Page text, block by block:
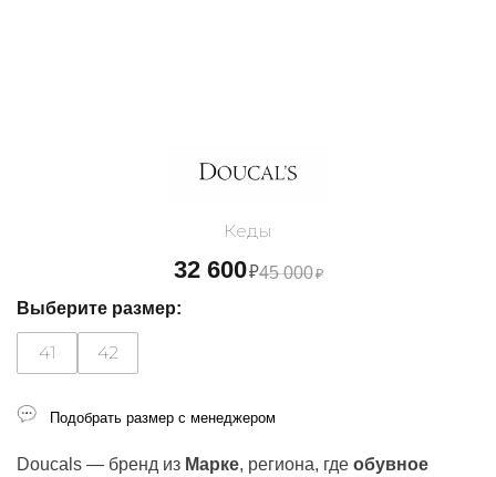
Кеды
32 600₽45 000₽
Doucals — бренд из Марке, региона, где обувное
Выберите размер:
41 42
Подобрать размер с менеджером